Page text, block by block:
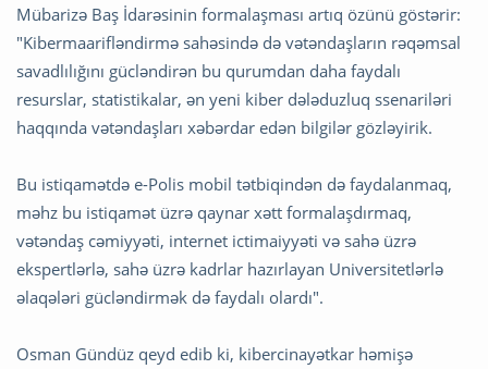
Mübarizə Baş İdarəsinin formalaşması artıq özünü göstərir:
"Kibermaarifləndirmə sahəsində də vətəndaşların rəqəmsal
savadlılığını gücləndirən bu qurumdan daha faydalı
resurslar, statistikalar, ən yeni kiber dələduzluq ssenariləri
haqqında vətəndaşları xəbərdar edən bilgilər gözləyirik.
Bu istiqamətdə e-Polis mobil tətbiqindən də faydalanmaq,
məhz bu istiqamət üzrə qaynar xətt formalaşdırmaq,
vətəndaş cəmiyyəti, internet ictimaiyyəti və sahə üzrə
ekspertlərlə, sahə üzrə kadrlar hazırlayan Universitetlərlə
əlaqələri gücləndirmək də faydalı olardı".
Osman Gündüz qeyd edib ki, kibercinayətkar həmişə